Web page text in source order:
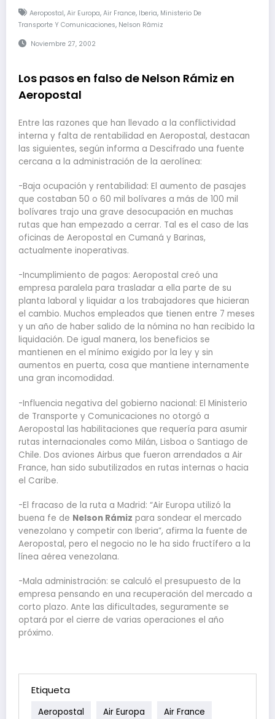
Aeropostal, Air Europa, Air France, Iberia, Ministerio De
Transporte Y Comunicaciones, Nelson Rámiz
Noviembre 27, 2002
Los pasos en falso de Nelson Rámiz en
Aeropostal
Entre las razones que han llevado a la conflictividad
interna y falta de rentabilidad en Aeropostal, destacan
las siguientes, según informa a Descifrado una fuente
cercana a la administración de la aerolínea:
-Baja ocupación y rentabilidad: El aumento de pasajes
que costaban 50 o 60 mil bolívares a más de 100 mil
bolívares trajo una grave desocupación en muchas
rutas que han empezado a cerrar. Tal es el caso de las
oficinas de Aeropostal en Cumaná y Barinas,
actualmente inoperativas.
-Incumplimiento de pagos: Aeropostal creó una
empresa paralela para trasladar a ella parte de su
planta laboral y liquidar a los trabajadores que hicieran
el cambio. Muchos empleados que tienen entre 7 meses
y un año de haber salido de la nómina no han recibido la
liquidación. De igual manera, los beneficios se
mantienen en el mínimo exigido por la ley y sin
aumentos en puerta, cosa que mantiene internamente
una gran incomodidad.
-Influencia negativa del gobierno nacional: El Ministerio
de Transporte y Comunicaciones no otorgó a
Aeropostal las habilitaciones que requería para asumir
rutas internacionales como Milán, Lisboa o Santiago de
Chile. Dos aviones Airbus que fueron arrendados a Air
France, han sido subutilizados en rutas internas o hacia
el Caribe.
-El fracaso de la ruta a Madrid: “Air Europa utilizó la
buena fe de Nelson Rámiz para sondear el mercado
venezolano y competir con Iberia”, afirma la fuente de
Aeropostal, pero el negocio no le ha sido fructífero a la
línea aérea venezolana.
-Mala administración: se calculó el presupuesto de la
empresa pensando en una recuperación del mercado a
corto plazo. Ante las dificultades, seguramente se
optará por el cierre de varias operaciones el año
próximo.
Etiqueta
Aeropostal Air Europa Air France